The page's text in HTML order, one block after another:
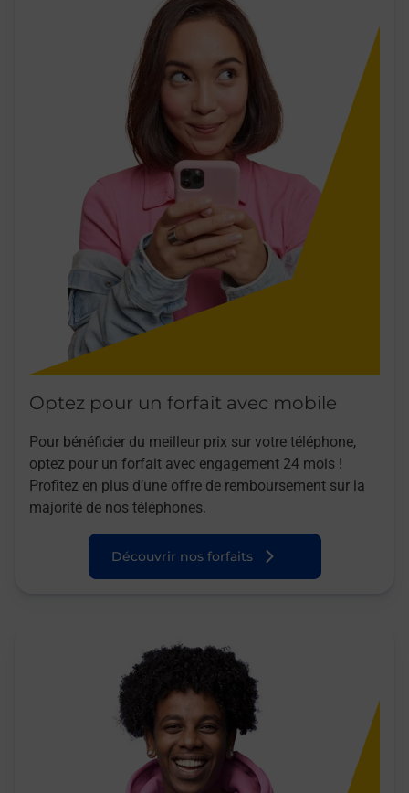
Optez pour un forfait avec mobile
Pour bénéficier du meilleur prix sur votre téléphone,
optez pour un forfait avec engagement 24 mois !
Profitez en plus d’une offre de remboursement sur la
majorité de nos téléphones.
Découvrir nos forfaits